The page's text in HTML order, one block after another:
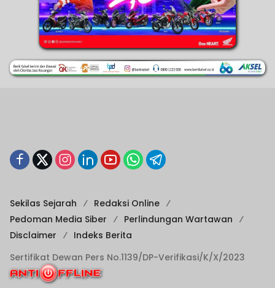
Sekilas Sejarah
Redaksi Online
Pedoman Media Siber
Perlindungan Wartawan
Disclaimer
Indeks Berita
Sertifikat Dewan Pers No.1139/DP-Verifikasi/K/X/2023